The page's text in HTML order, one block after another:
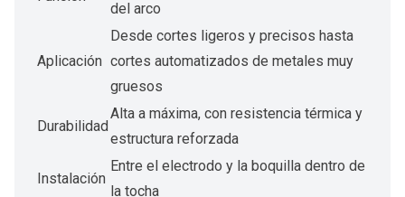
del arco
Aplicación
Desde cortes ligeros y precisos hasta
cortes automatizados de metales muy
gruesos
Durabilidad
Alta a máxima, con resistencia térmica y
estructura reforzada
Instalación
Entre el electrodo y la boquilla dentro de
la tocha